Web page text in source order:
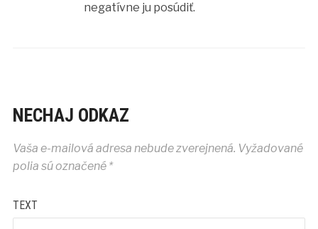
negatívne ju posúdiť.
NECHAJ ODKAZ
Vaša e-mailová adresa nebude zverejnená. Vyžadované
polia sú označené *
TEXT